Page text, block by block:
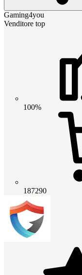
Gaming4you
Venditore top
100%
187290